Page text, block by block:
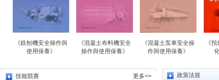
刨機安全操作與
使用保養》
《混凝土布料機安全
操作與使用保養》
《混凝土泵車安全操
作與使用保養》
《預應力設備
化施工技
技能競賽
更多>>
政策法規